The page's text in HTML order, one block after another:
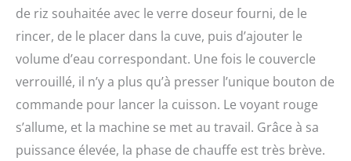
de riz souhaitée avec le verre doseur fourni, de le
rincer, de le placer dans la cuve, puis d’ajouter le
volume d’eau correspondant. Une fois le couvercle
verrouillé, il n’y a plus qu’à presser l’unique bouton de
commande pour lancer la cuisson. Le voyant rouge
s’allume, et la machine se met au travail. Grâce à sa
puissance élevée, la phase de chauffe est très brève.